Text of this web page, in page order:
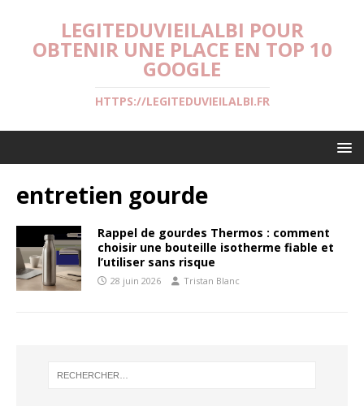
LEGITEDUVIEILALBI POUR
OBTENIR UNE PLACE EN TOP 10
GOOGLE
HTTPS://LEGITEDUVIEILALBI.FR
entretien gourde
Rappel de gourdes Thermos : comment
choisir une bouteille isotherme fiable et
l’utiliser sans risque
28 juin 2026 Tristan Blanc